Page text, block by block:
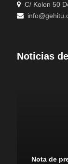
C/ Kolon 50
Noticias
Nota de